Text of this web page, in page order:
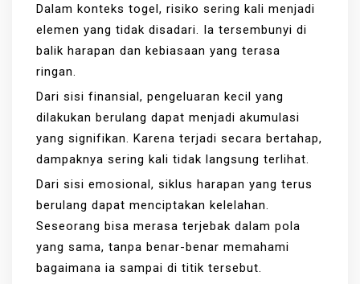
Dalam konteks togel, risiko sering kali menjadi
elemen yang tidak disadari. Ia tersembunyi di
balik harapan dan kebiasaan yang terasa
ringan.
Dari sisi finansial, pengeluaran kecil yang
dilakukan berulang dapat menjadi akumulasi
yang signifikan. Karena terjadi secara bertahap,
dampaknya sering kali tidak langsung terlihat.
Dari sisi emosional, siklus harapan yang terus
berulang dapat menciptakan kelelahan.
Seseorang bisa merasa terjebak dalam pola
yang sama, tanpa benar-benar memahami
bagaimana ia sampai di titik tersebut.